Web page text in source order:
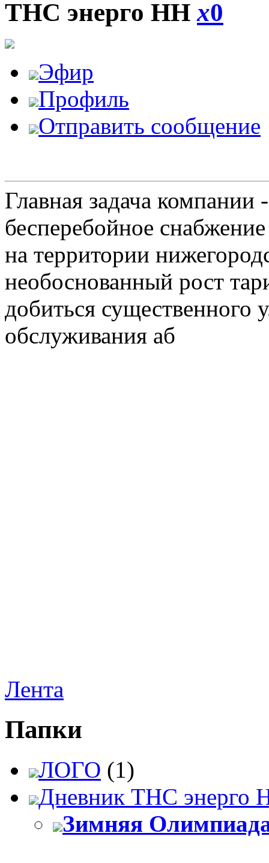
ТНС энерго ННx0
Эфир
Профиль
Отправить сообщение
Главная задача
бесперебойное
на территории
необоснованный рост
добиться существенного
обслуживания аб
Лента
Папки
ЛОГО (1)
Дневник ТНС энерго
Зимняя